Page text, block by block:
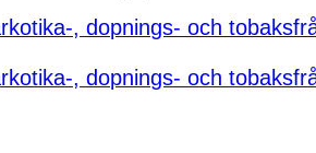
, dopnings- och
, dopnings- och